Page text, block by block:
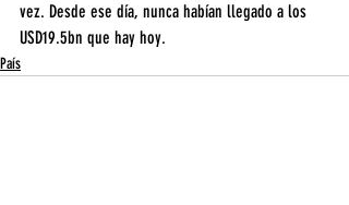
vez. Desde ese día, nunca habían llegado a los
USD19.5bn que hay hoy.
País